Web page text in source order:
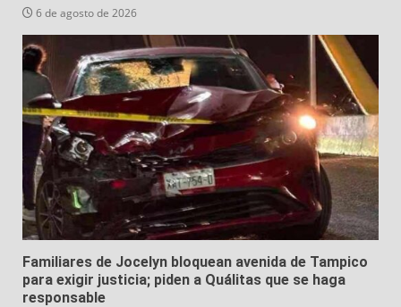
6 de agosto de 2026
Familiares de Jocelyn bloquean avenida de Tampico
para exigir justicia; piden a Quálitas que se haga
responsable